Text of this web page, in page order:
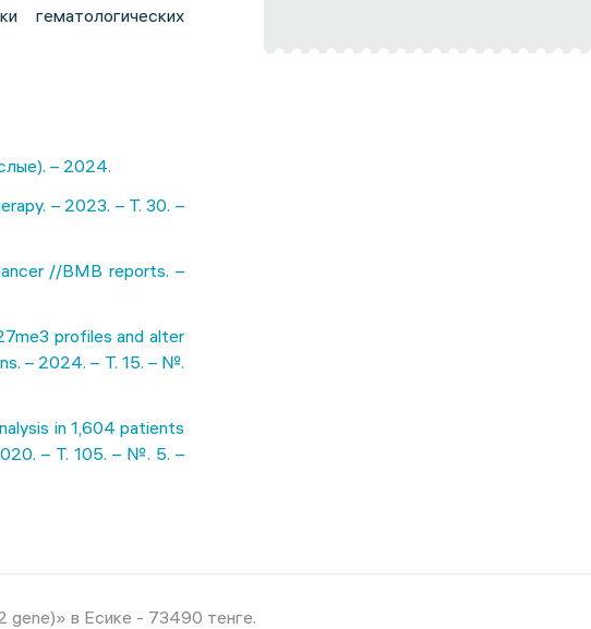
гематологических
– 2024.
– 2023. – Т. 30. –
//BMB reports. –
profiles and alter
– 2024. – Т. 15. – №.
in 1,604 patients
– Т. 105. – №. 5. –
gene)» в Есике - 73490 тенге.